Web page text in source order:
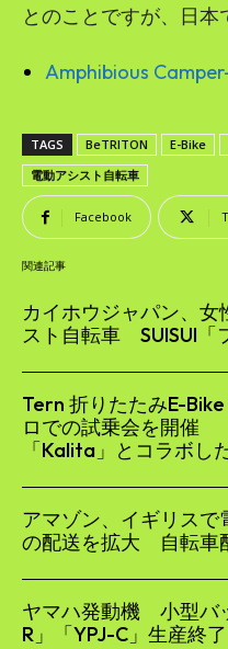
とのことですが、日本
Amphibious
TAGS BeTRITON E-Bike
電動アシスト自転車
Facebook
関連記事
カイホウジャパン、
スト自転車 SUISUI「
Tern 折りたたみE-
ロでの試乗会を開催
「Kalita」とコラボし
アマゾン、イギリスで
の配送を拡大 自転車
ヤマハ発動機 小型バ
R」「YPJ-C」生産終了